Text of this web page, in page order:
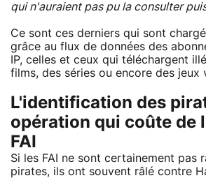
qui n'auraient pas pu la consulter
Ce sont ces derniers qui sont
grâce au flux de données des
IP, celles et ceux qui téléchargent
films, des séries ou encore des jeux
L'identification des
opération qui coûte de
FAI
Si les FAI ne sont certainement pas
pirates, ils ont souvent râlé contre